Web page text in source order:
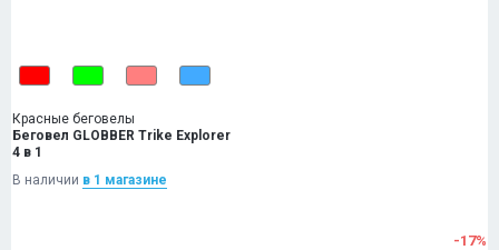
Красные беговелы
Беговел GLOBBER Trike Explorer
4 в 1
В наличии в 1 магазинe
-17%